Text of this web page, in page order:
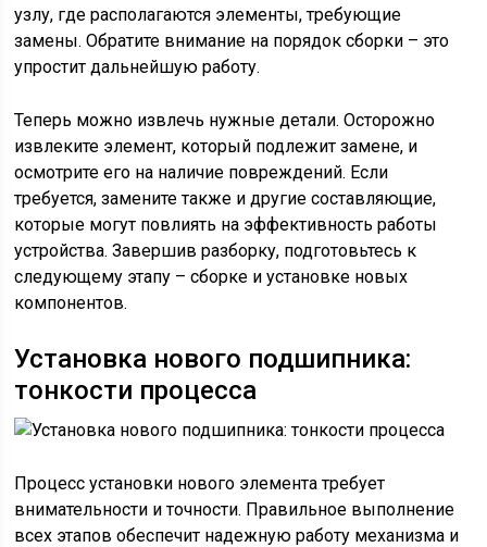
узлу, где располагаются элементы, требующие
замены. Обратите внимание на порядок сборки – это
упростит дальнейшую работу.
Теперь можно извлечь нужные детали. Осторожно
извлеките элемент, который подлежит замене, и
осмотрите его на наличие повреждений. Если
требуется, замените также и другие составляющие,
которые могут повлиять на эффективность работы
устройства. Завершив разборку, подготовьтесь к
следующему этапу – сборке и установке новых
компонентов.
Установка нового подшипника:
тонкости процесса
Процесс установки нового элемента требует
внимательности и точности. Правильное выполнение
всех этапов обеспечит надежную работу механизма и